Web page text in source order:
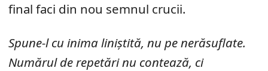
final faci din nou semnul crucii.
Spune-l cu inima liniștită, nu pe nerăsuflate.
Numărul de repetări nu contează, ci